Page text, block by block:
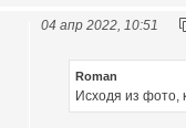
04 апр 2022, 10:51
Roman
Исходя из фото,